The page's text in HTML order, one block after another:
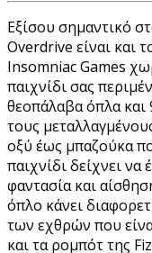
Εξίσου σημαντικό
Overdrive είναι και
Insomniac Games
παιχνίδι σας
θεοπάλαβα όπλα και
τους
οξύ έως μπαζούκα
παιχνίδι δείχνει να
φαντασία και
όπλο κάνει
των εχθρών που
και τα ρομπότ της